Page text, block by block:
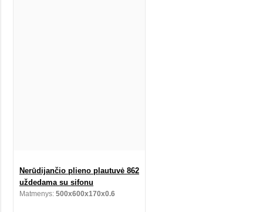
Nerūdijančio plieno plautuvė 862
uždedama su sifonu
Matmenys: 500x600x170x0.6